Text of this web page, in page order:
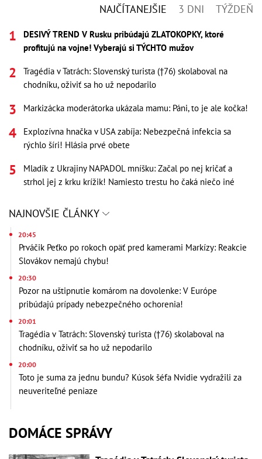
NAJČÍTANEJŠIE 3 DNI TÝŽDEŇ
DESIVÝ TREND V Rusku pribúdajú ZLATOKOPKY, ktoré
profitujú na vojne! Vyberajú si TÝCHTO mužov
Tragédia v Tatrách: Slovenský turista (†76) skolaboval na
chodníku, oživiť sa ho už nepodarilo
Markizácka moderátorka ukázala mamu: Páni, to je ale kočka!
Explozívna hnačka v USA zabíja: Nebezpečná infekcia sa
rýchlo šíri! Hlásia prvé obete
Mladík z Ukrajiny NAPADOL mníšku: Začal po nej kričať a
strhol jej z krku krížik! Namiesto trestu ho čaká niečo iné
NAJNOVŠIE ČLÁNKY
20:45
Prváčik Peťko po rokoch opäť pred kamerami Markízy: Reakcie
Slovákov nemajú chybu!
20:30
Pozor na uštipnutie komárom na dovolenke: V Európe
pribúdajú prípady nebezpečného ochorenia!
20:01
Tragédia v Tatrách: Slovenský turista (†76) skolaboval na
chodníku, oživiť sa ho už nepodarilo
20:00
Toto je suma za jednu bundu? Kúsok šéfa Nvidie vydražili za
neuveriteľné peniaze
DOMÁCE SPRÁVY